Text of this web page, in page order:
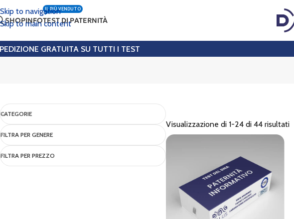
Skip to navigation
Skip to main content
SHOPINFOTEST DI PATERNITÀ
IL PIÙ VENDUTO
GRATUITA SU TUTTI I TEST
CATEGORIE
FILTRA PER GENERE
FILTRA PER PREZZO
Visualizzazione di 1-24 di 44 risultati